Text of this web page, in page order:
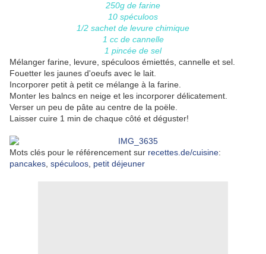
250g de farine
10 spéculoos
1/2 sachet de levure chimique
1 cc de cannelle
1 pincée de sel
Mélanger farine, levure, spéculoos émiettés, cannelle et sel.
Fouetter les jaunes d'oeufs avec le lait.
Incorporer petit à petit ce mélange à la farine.
Monter les balncs en neige et les incorporer délicatement.
Verser un peu de pâte au centre de la poële.
Laisser cuire 1 min de chaque côté et déguster!
Mots clés pour le référencement sur recettes.de/cuisine:
pancakes spéculoos petit déjeuner